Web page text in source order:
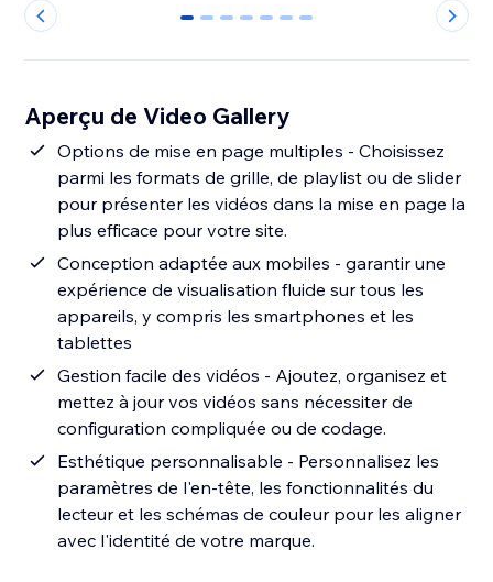
0 1 2 3 4 5 6
Aperçu de Video Gallery
Options de mise en page multiples - Choisissez
parmi les formats de grille, de playlist ou de slider
pour présenter les vidéos dans la mise en page la
plus efficace pour votre site.
Conception adaptée aux mobiles - garantir une
expérience de visualisation fluide sur tous les
appareils, y compris les smartphones et les
tablettes
Gestion facile des vidéos - Ajoutez, organisez et
mettez à jour vos vidéos sans nécessiter de
configuration compliquée ou de codage.
Esthétique personnalisable - Personnalisez les
paramètres de l'en-tête, les fonctionnalités du
lecteur et les schémas de couleur pour les aligner
avec l'identité de votre marque.